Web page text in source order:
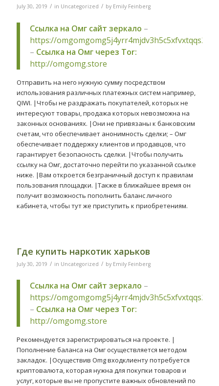
July 30, 2019 / in Uncategorized / by Emily Feinberg
Ссылка на Омг сайт зеркало –
https://
– Ссылка на Омг через Tor:
http://omgomg.store
Отправить на него нужную сумму посредством
использования различных платежных систем например,
QIWI. |Чтобы не раздражать покупателей, которых не
интересуют товары, продажа которых невозможна на
законных основаниях. |Они не привязаны к банковским
счетам, что обеспечивает анонимность сделки; – Омг
обеспечивает поддержку клиентов и продавцов, что
гарантирует безопасность сделки. |Чтобы получить
ссылку на Омг, достаточно перейти по указанной ссылке
ниже. |Вам откроется безграничный доступ к правилам
пользования площадки. |Также в ближайшее время он
получит возможность пополнить баланс личного
кабинета, чтобы тут же приступить к приобретениям.
Где купить наркотик харьков
July 30, 2019 / in Uncategorized / by Emily Feinberg
Ссылка на Омг сайт зеркало –
https://
– Ссылка на Омг через Tor:
http://omgomg.store
Рекомендуется зарегистрироваться на проекте. |
Пополнение баланса на Омг осуществляется методом
закладок. |Осуществив Omg входклиенту потребуется
криптовалюта, которая нужна для покупки товаров и
услуг, которые вы не пропустите важных обновлений по